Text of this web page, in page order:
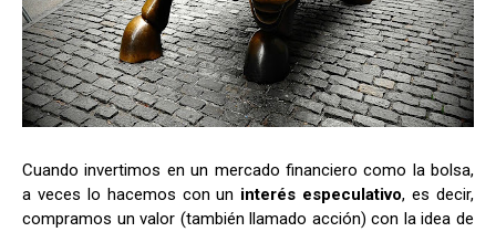
Cuando invertimos en un mercado financiero como la bolsa,
a veces lo hacemos con un interés especulativo, es decir,
compramos un valor (también llamado acción) con la idea de